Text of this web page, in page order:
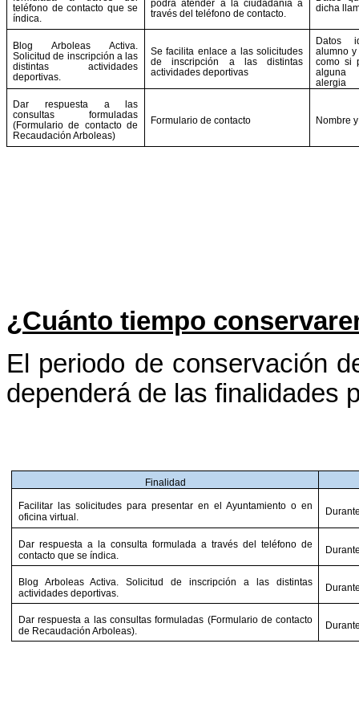
teléfono de contacto que se
índica.
podrá atender a la ciudadanía a
través del teléfono de contacto.
dicha
Blog Arboleas Activa.
Solicitud de inscripción a las
distintas actividades
deportivas.
Se facilita enlace a las solicitudes
de inscripción a las distintas
actividades deportivas
Datos
alumno
como si
alguna
alergia
Dar respuesta a las
consultas formuladas
(Formulario de contacto de
Recaudación Arboleas)
Formulario de contacto Nombre
¿Cuánto tiempo
El periodo de conservación
dependerá de las finalidades
Finalidad
Facilitar las solicitudes para presentar en el Ayuntamiento o en
oficina virtual.
Dar respuesta a la consulta formulada a través del teléfono de
contacto que se índica.
Blog Arboleas Activa. Solicitud de inscripción a las distintas
actividades deportivas.
Dar respuesta a las consultas formuladas (Formulario de contacto
de Recaudación Arboleas).